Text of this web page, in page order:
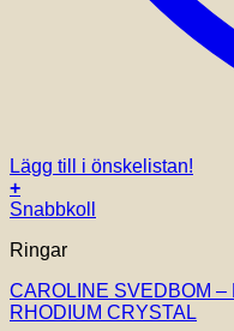
Lägg till i önskelistan!
+
Snabbkoll
Ringar
CAROLINE SVEDBOM
RHODIUM CRYSTAL